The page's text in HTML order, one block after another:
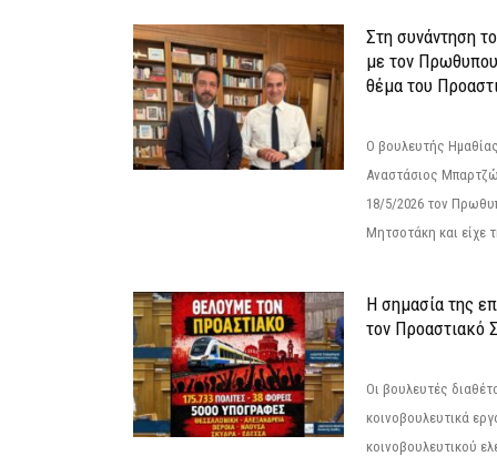
Στη συνάντηση
με τον
θέμα του
Ο βουλευτής
Αναστάσιος
18/5/2026 τον
Μητσοτάκη και είχε
Η σημασία της
τον Προαστιακό
Οι βουλευτές
κοινοβουλευτικά
κοινοβουλευτικού